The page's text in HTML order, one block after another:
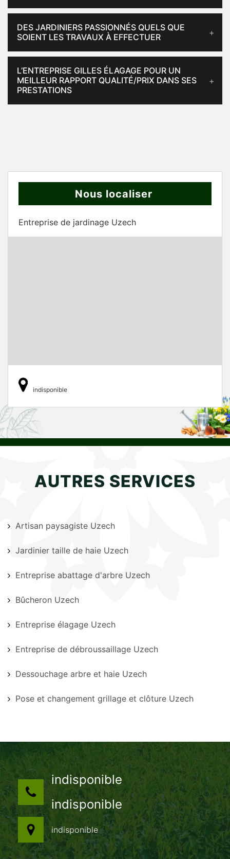
DES JARDINIERS PASSIONNÉS QUELS QUE
SOIENT LES TRAVAUX À EFFECTUER
L’ENTREPRISE GILLES ÉLAGAGE POUR UN
MEILLEUR RAPPORT QUALITÉ/PRIX DANS SES
PRESTATIONS
Nous localiser
Entreprise de jardinage Uzech
indisponible
AUTRES SERVICES
Artisan paysagiste Uzech
Jardinier taille de haie Uzech
Entreprise abattage d'arbre Uzech
Bûcheron Uzech
Entreprise élagage Uzech
Entreprise de débroussaillage Uzech
Dessouchage arbre et haie Uzech
Pose et changement grillage et clôture Uzech
indisponible
indisponible
indisponible